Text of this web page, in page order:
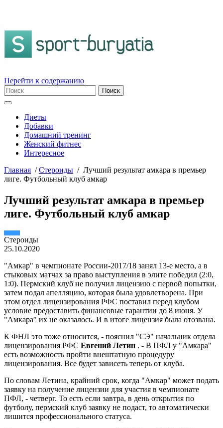
Перейти к содержанию
Диеты
Добавки
Домашний тренинг
Женский фитнес
Интересное
Главная /Стероиды / Лучший результат амкара в премьер
лиге. Футбольный клуб амкар
Лучший результат амкара в премьер
лиге. Футбольный клуб амкар
Стероиды
25.10.2020
"Амкар" в чемпионате России-2017/18 занял 13-е место, а в
стыковых матчах за право выступления в элите победил (2:0,
1:0). Пермский клуб не получил лицензию с первой попытки,
затем подал апелляцию, которая была удовлетворена. При
этом отдел лицензирования РФС поставил перед клубом
условие предоставить финансовые гарантии до 8 июня. У
"Амкара" их не оказалось. И в итоге лицензия была отозвана.
К ФНЛ это тоже относится, - пояснил "СЭ" начальник отдела
лицензирования РФС Евгений Летин . - В ПФЛ у "Амкара"
есть возможность пройти внештатную процедуру
лицензирования. Все будет зависеть теперь от клуба.
По словам Летина, крайний срок, когда "Амкар" может подать
заявку на получение лицензии для участия в чемпионате
ПФЛ, - четверг. То есть если завтра, в день открытия по
футболу, пермский клуб заявку не подаст, то автоматически
лишится профессионального статуса.